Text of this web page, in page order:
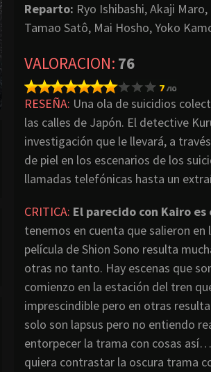
Reparto: Ryo Ishibashi, Akaji
Tamao Satô, Mai Hosho, Yoko
VALORACION: 76
RESEÑA: Una ola de suicidios
las calles de Japón. El detective
investigación que le llevará, a
de piel en los escenarios de los
llamadas telefónicas hasta un
CRITICA: El parecido con Kairo es
tenemos en cuenta que salieron en
película de Shion Sono resulta
otras no tanto. Hay escenas que
comienzo en la estación del tren
imprescindible pero en otras
solo son lapsus pero no entiendo
entorpecer la trama con cosas
quiera contrastar la oscura trama